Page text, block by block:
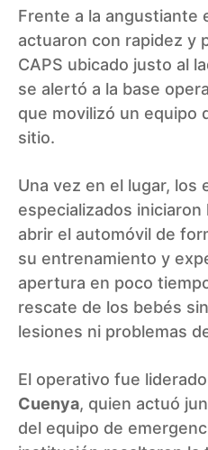
Frente a la angustiante
actuaron con rapidez y
CAPS ubicado justo al
se alertó a la base
que movilizó un equipo
sitio.
Una vez en el lugar, los
especializados iniciaron
abrir el automóvil de
su entrenamiento y
apertura en poco
rescate de los bebés
lesiones ni problemas
El operativo fue
Cuenya, quien actuó
del equipo de